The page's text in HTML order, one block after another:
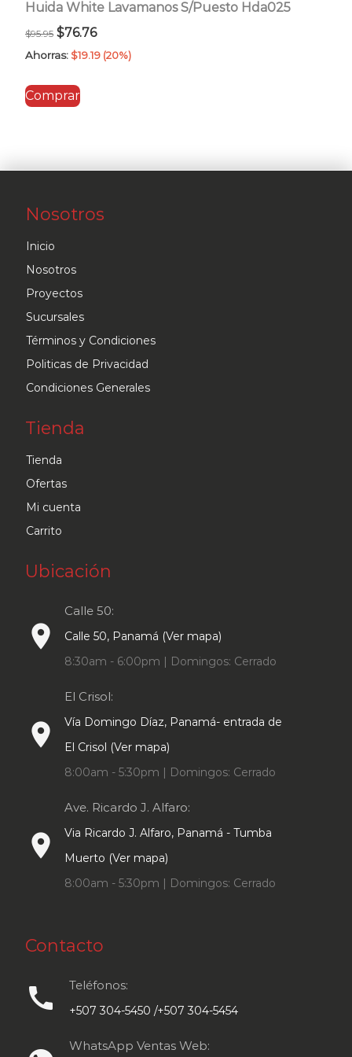
Huida White Lavamanos S/Puesto Hda025
$95.95 El
precio
era:
$76.76El
precio
Ahorras: $19.19 (20%)
Comprar
Nosotros
Inicio
Nosotros
Proyectos
Sucursales
Términos y Condiciones
Politicas de Privacidad
Condiciones Generales
Tienda
Tienda
Ofertas
Mi cuenta
Carrito
Ubicación
place
Calle 50:
Calle 50, Panamá (Ver mapa)
8:30am - 6:00pm | Domingos: Cerrado
place
El Crisol:
Vía Domingo Díaz, Panamá- entrada de
El Crisol (Ver mapa)
8:00am - 5:30pm | Domingos: Cerrado
place
Ave. Ricardo J. Alfaro:
Via Ricardo J. Alfaro, Panamá - Tumba
Muerto (Ver mapa)
8:00am - 5:30pm | Domingos: Cerrado
Contacto
call Teléfonos:
+507 304-5450 /+507 304-5454
WhatsApp Ventas Web: